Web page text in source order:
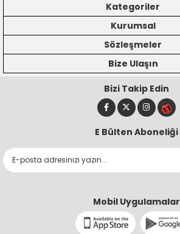
Kategoriler
Kurumsal
Sözleşmeler
Bize Ulaşın
Bizi Takip Edin
E Bülten Aboneliği
Mobil Uygulamalar